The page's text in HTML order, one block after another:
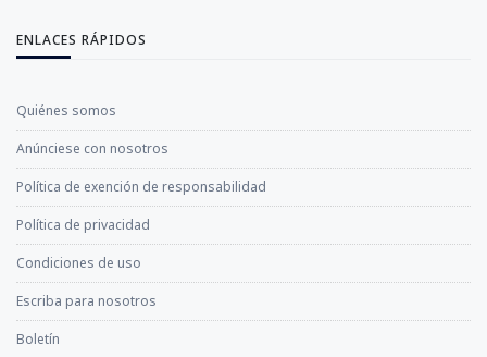
ENLACES RÁPIDOS
Quiénes somos
Anúnciese con nosotros
Política de exención de responsabilidad
Política de privacidad
Condiciones de uso
Escriba para nosotros
Boletín